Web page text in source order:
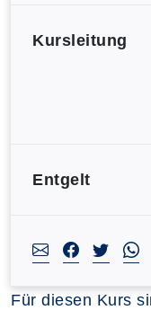
Kursleitung
Entgelt
Für diesen Kurs